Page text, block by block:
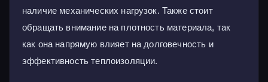
наличие механических нагрузок. Также стоит
обращать внимание на плотность материала, так
как она напрямую влияет на долговечность и
эффективность теплоизоляции.